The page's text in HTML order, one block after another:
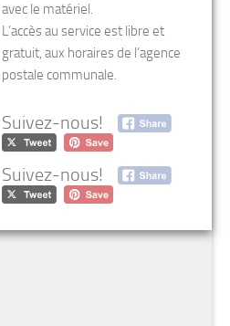
avec le matériel.
L’accès au service est libre et
gratuit, aux horaires de l’agence
postale communale.
Suivez-nous!
Suivez-nous!